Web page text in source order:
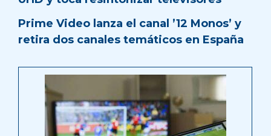
Prime Video lanza el canal ’12 Monos’ y
retira dos canales temáticos en España